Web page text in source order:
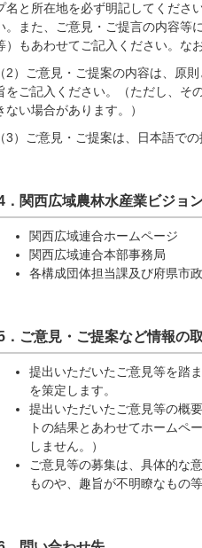
名と所在地を必ず明記してくださ
。また、ご意見・ご提言の内容等
）もあわせてご記入ください。な
（2）ご意見・ご提案の内容は、原
をご記入ください。（ただし、そ
ない場合があります。）
（3）ご意見・ご提案は、日本語で
．関西広域農林水産業ビジョ
関西広域連合ホームページ
関西広域連合本部事務局
各構成団体担当課及び府県市
．ご意見・ご提案など情報の
提出いただいたご意見等を踏
を策定します。
提出いただいたご意見等の概
トの結果とあわせてホームペ
しません。）
ご意見等の募集は、具体的な
ものや、趣旨が不明瞭なもの